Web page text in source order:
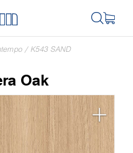
/ K543 SAND
Oak